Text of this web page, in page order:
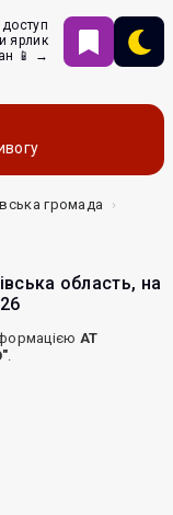
ярлик
📱 →
громада
область, на
АТ
.